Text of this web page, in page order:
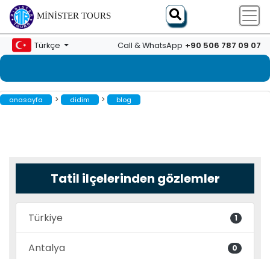
MINISTER TOURS
Türkçe Call & WhatsApp +90 506 787 09 07
anasayfa > didim > blog
Tatil ilçelerinden gözlemler
Türkiye 1
Antalya 0